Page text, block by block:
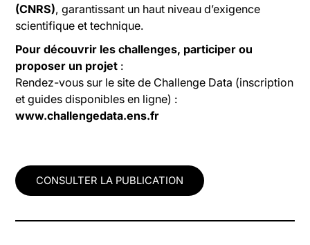
(CNRS), garantissant un haut niveau d’exigence
scientifique et technique.
Pour découvrir les challenges, participer ou
proposer un projet :
Rendez-vous sur le site de Challenge Data (inscription
et guides disponibles en ligne) :
www.challengedata.ens.fr
CONSULTER LA PUBLICATION